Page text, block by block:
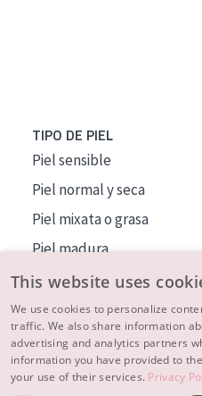
TIPO DE PIEL
Piel sensible
Piel normal y seca
Piel mixata o grasa
Piel madura
Piel expuesta al sol
Piel menopáusica
MÁS SOBRE NOSOTROS
INSPIRACIÓN
This website uses
We use cookies to personalize
traffic. We also share information
advertising and analytics partners
information you have provided to
your use of their services. Privacy